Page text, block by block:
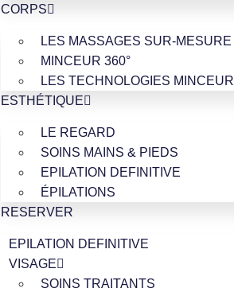
CORPS
LES MASSAGES SUR-MESURE
MINCEUR 360°
LES TECHNOLOGIES MINCEUR
ESTHÉTIQUE
LE REGARD
SOINS MAINS & PIEDS
EPILATION DEFINITIVE
ÉPILATIONS
RESERVER
EPILATION DEFINITIVE
VISAGE
SOINS TRAITANTS